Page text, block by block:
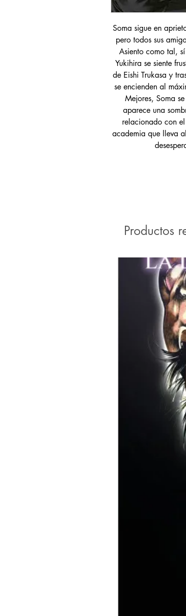
Soma sigue en
pero todos sus
Asiento como tal,
Yukihira se siente
de Eishi Trukasa y
se encienden al
Mejores, Soma
aparece una
relacionado con
academia que lleva
Productos